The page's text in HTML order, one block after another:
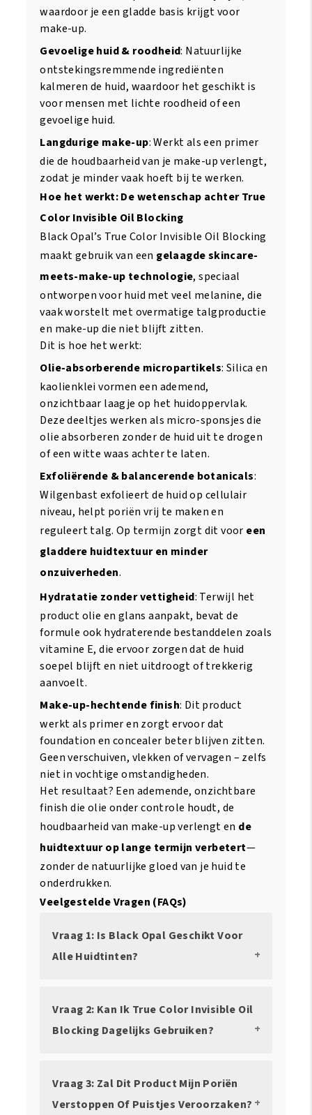
waardoor je een gladde basis krijgt voor
make-up.
Gevoelige huid & roodheid: Natuurlijke
ontstekingsremmende ingrediënten
kalmeren de huid, waardoor het geschikt is
voor mensen met lichte roodheid of een
gevoelige huid.
Langdurige make-up: Werkt als een primer
die de houdbaarheid van je make-up verlengt,
zodat je minder vaak hoeft bij te werken.
Hoe het werkt: De wetenschap achter True
Color Invisible Oil Blocking
Black Opal’s True Color Invisible Oil Blocking
maakt gebruik van een gelaagde skincare-
meets-make-up technologie, speciaal
ontworpen voor huid met veel melanine, die
vaak worstelt met overmatige talgproductie
en make-up die niet blijft zitten.
Dit is hoe het werkt:
Olie-absorberende micropartikels: Silica en
kaolienklei vormen een ademend,
onzichtbaar laagje op het huidoppervlak.
Deze deeltjes werken als micro-sponsjes die
olie absorberen zonder de huid uit te drogen
of een witte waas achter te laten.
Exfoliërende & balancerende botanicals:
Wilgenbast exfolieert de huid op cellulair
niveau, helpt poriën vrij te maken en
reguleert talg. Op termijn zorgt dit voor een
gladdere huidtextuur en minder
onzuiverheden.
Hydratatie zonder vettigheid: Terwijl het
product olie en glans aanpakt, bevat de
formule ook hydraterende bestanddelen zoals
vitamine E, die ervoor zorgen dat de huid
soepel blijft en niet uitdroogt of trekkerig
aanvoelt.
Make-up-hechtende finish: Dit product
werkt als primer en zorgt ervoor dat
foundation en concealer beter blijven zitten.
Geen verschuiven, vlekken of vervagen – zelfs
niet in vochtige omstandigheden.
Het resultaat? Een ademende, onzichtbare
finish die olie onder controle houdt, de
houdbaarheid van make-up verlengt en de
huidtextuur op lange termijn verbetert—
zonder de natuurlijke gloed van je huid te
onderdrukken.
Veelgestelde Vragen (FAQs)
Vraag 1: Is Black Opal Geschikt Voor
Alle Huidtinten?
Vraag 2: Kan Ik True Color Invisible Oil
Blocking Dagelijks Gebruiken?
Vraag 3: Zal Dit Product Mijn Poriën
Verstoppen Of Puistjes Veroorzaken?